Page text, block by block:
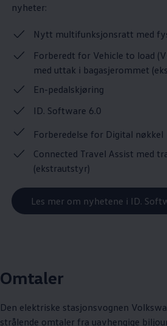
nyheter:
Nytt multifunksjonsratt med
Forberedt for Vehicle to load
med uttak i bagasjerommet
En-pedalskjøring
ID. Software 6.0
Forberedelse for Digital nøkkel
Connected Travel Assist med
(ekstrautstyr)
Les mer om nyhetene i ID.
Omtaler
Den elektriske stasjonsvognen
strålende omtaler fra uavhengige